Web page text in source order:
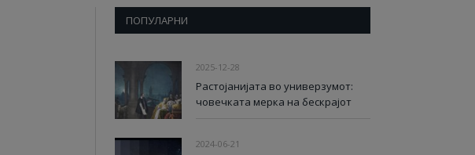
ПОПУЛАРНИ
2025-12-28
Растојанијата во универзумот:
човечката мерка на бескрајот
2024-06-21